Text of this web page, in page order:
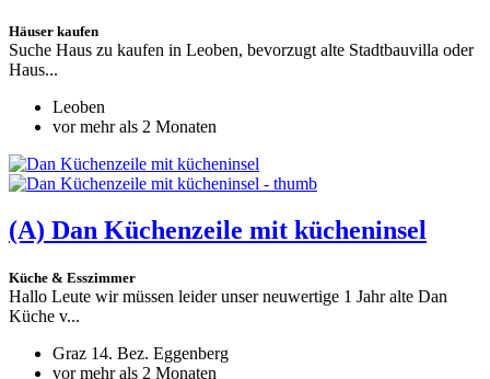
Häuser kaufen
Suche Haus zu kaufen in Leoben, bevorzugt alte Stadtbauvilla oder
Haus...
Leoben
vor mehr als 2 Monaten
(A) Dan Küchenzeile mit kücheninsel
Küche & Esszimmer
Hallo Leute wir müssen leider unser neuwertige 1 Jahr alte Dan
Küche v...
Graz 14. Bez. Eggenberg
vor mehr als 2 Monaten